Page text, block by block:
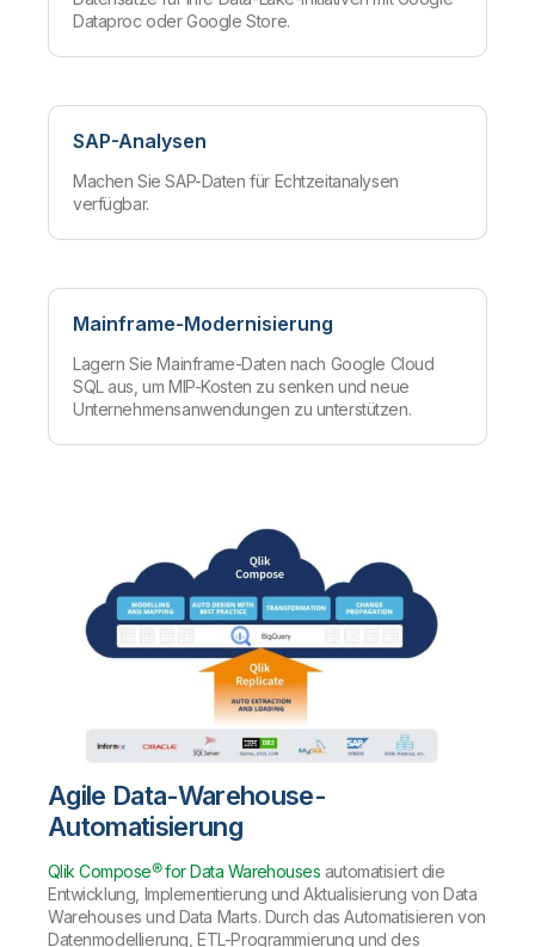
Dataproc oder Google Store.
SAP-Analysen
Machen Sie SAP-Daten für Echtzeitanalysen
verfügbar.
Mainframe-Modernisierung
Lagern Sie Mainframe-Daten nach Google Cloud
SQL aus, um MIP-Kosten zu senken und neue
Unternehmensanwendungen zu unterstützen.
Agile Data-Warehouse-
Automatisierung
Qlik Compose® for Data Warehouses automatisiert die
Entwicklung, Implementierung und Aktualisierung von Data
Warehouses und Data Marts. Durch das Automatisieren von
Datenmodellierung, ETL-Programmierung und des